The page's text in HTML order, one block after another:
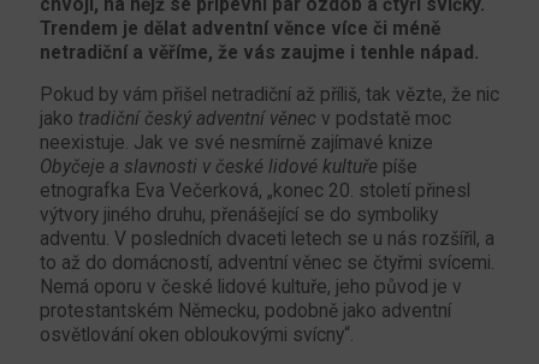
chvojí, na nějž se připevní pár ozdob a čtyři svíčky.
Trendem je dělat adventní věnce více či méně
netradiční a věříme, že vás zaujme i tenhle nápad.
Pokud by vám přišel netradiční až příliš, tak vězte, že nic
jako tradiční český adventní věnec v podstatě moc
neexistuje. Jak ve své nesmírně zajímavé knize
Obyčeje a slavnosti v české lidové kultuře píše
etnografka Eva Večerková, „konec 20. století přinesl
výtvory jiného druhu, přenášející se do symboliky
adventu. V posledních dvaceti letech se u nás rozšířil, a
to až do domácností, adventní věnec se čtyřmi svícemi.
Nemá oporu v české lidové kultuře, jeho původ je v
protestantském Německu, podobně jako adventní
osvětlování oken obloukovými svícny“.